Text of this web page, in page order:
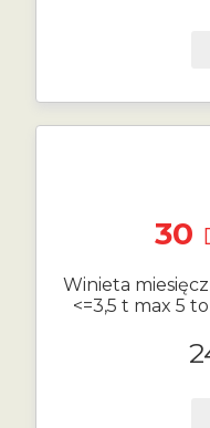
30
Winieta
<=3,5 t max 5